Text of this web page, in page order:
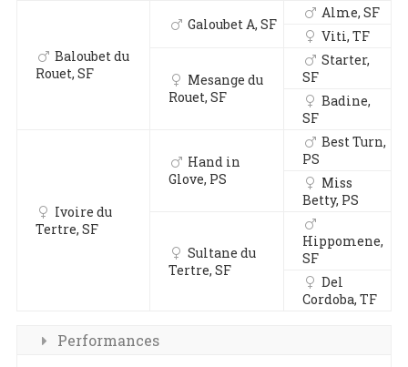
Baloubet du
Rouet, SF
Galoubet A, SF
Alme, SF
Viti, TF
Mesange du
Rouet, SF
Starter,
SF
Badine,
SF
Ivoire du
Tertre, SF
Hand in
Glove, PS
Best Turn,
PS
Miss
Betty, PS
Sultane du
Tertre, SF
Hippomene,
SF
Del
Cordoba, TF
Performances